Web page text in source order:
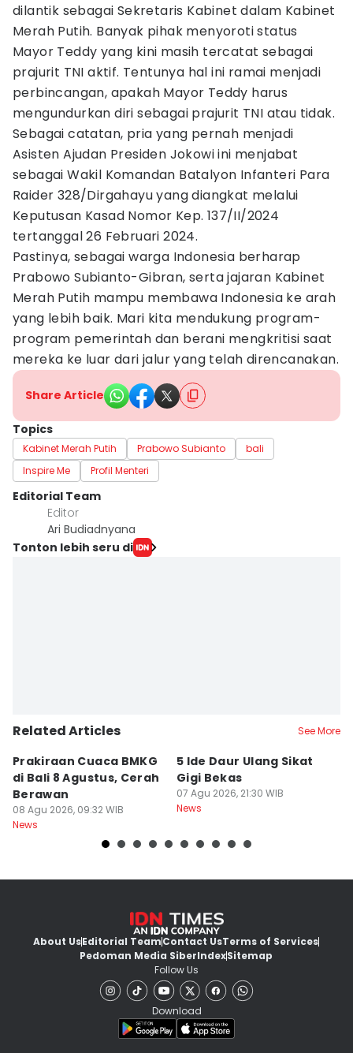
dilantik sebagai Sekretaris Kabinet dalam Kabinet
Merah Putih. Banyak pihak menyoroti status
Mayor Teddy yang kini masih tercatat sebagai
prajurit TNI aktif. Tentunya hal ini ramai menjadi
perbincangan, apakah Mayor Teddy harus
mengundurkan diri sebagai prajurit TNI atau tidak.
Sebagai catatan, pria yang pernah menjadi
Asisten Ajudan Presiden Jokowi ini menjabat
sebagai Wakil Komandan Batalyon Infanteri Para
Raider 328/Dirgahayu yang diangkat melalui
Keputusan Kasad Nomor Kep. 137/II/2024
tertanggal 26 Februari 2024.
Pastinya, sebagai warga Indonesia berharap
Prabowo Subianto-Gibran, serta jajaran Kabinet
Merah Putih mampu membawa Indonesia ke arah
yang lebih baik. Mari kita mendukung program-
program pemerintah dan berani mengkritisi saat
mereka ke luar dari jalur yang telah direncanakan.
Share Article
Topics
Kabinet Merah Putih Prabowo Subianto
bali
Inspire Me
Profil Menteri
Editorial Team
Editor
Ari Budiadnyana
Tonton lebih seru di
Related Articles See More
Prakiraan Cuaca BMKG
di Bali 8 Agustus, Cerah
Berawan
08 Agu 2026, 09:32 WIB
News
5 Ide Daur Ulang Sikat
Gigi Bekas
07 Agu 2026, 21:30 WIB
News
About UsEditorial TeamContact UsTerms of Services
Pedoman Media SiberIndexSitemap
Follow Us
Download